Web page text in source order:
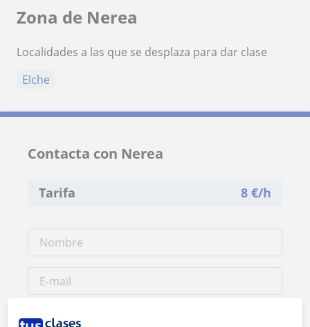
Zona de Nerea
Localidades a las que se desplaza para dar clase
Elche
Contacta con Nerea
Tarifa 8 €/h